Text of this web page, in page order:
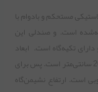
مستحکم و بادوام با
ساخته‌شده است. و صندلی این
تکیه‌گاه است. ابعاد
نشیمن‌گاه این ماشین بازی 20 × 26 × 20 سانتی‌متر است. پس برای
خوبی است. ارتفاع نشیمن‌گاه